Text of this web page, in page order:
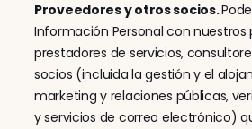
Proveedores y otros socios.
Información Personal con nuestros
prestadores de servicios,
socios (incluida la gestión y el
marketing y relaciones públicas,
y servicios de correo electrónico)